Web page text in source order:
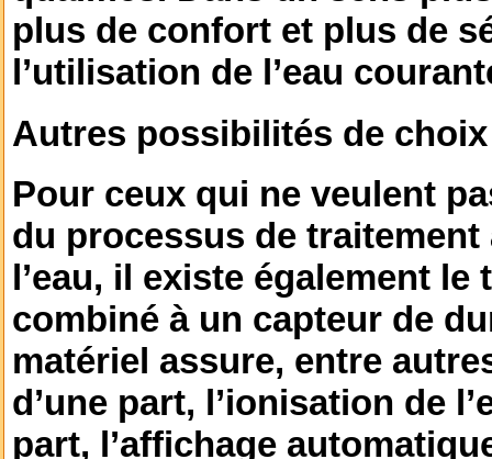
plus de confort et plus de
l’utilisation de l’eau
Autres possibilités de choix
Pour ceux qui ne veulent
du processus de traitement
l’eau, il existe également le
combiné à un capteur de
matériel assure, entre
d’une part, l’ionisation de
part, l’affichage